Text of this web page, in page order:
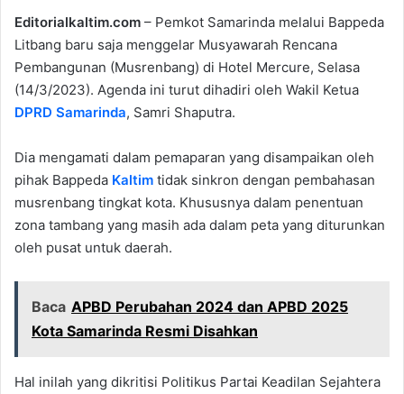
Editorialkaltim.com – Pemkot Samarinda melalui Bappeda
Litbang baru saja menggelar Musyawarah Rencana
Pembangunan (Musrenbang) di Hotel Mercure, Selasa
(14/3/2023). Agenda ini turut dihadiri oleh Wakil Ketua
DPRD Samarinda, Samri Shaputra.
Dia mengamati dalam pemaparan yang disampaikan oleh
pihak Bappeda Kaltim tidak sinkron dengan pembahasan
musrenbang tingkat kota. Khususnya dalam penentuan
zona tambang yang masih ada dalam peta yang diturunkan
oleh pusat untuk daerah.
Baca APBD Perubahan 2024 dan APBD 2025
Kota Samarinda Resmi Disahkan
Hal inilah yang dikritisi Politikus Partai Keadilan Sejahtera